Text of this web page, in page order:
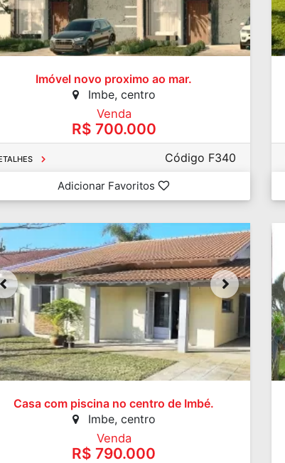
Imóvel novo proximo ao mar.
Imbe, centro
Venda
R$ 700.000
Código F340
Adicionar Favoritos
Casa com piscina no centro de Imbé.
Imbe, centro
Venda
R$ 790.000